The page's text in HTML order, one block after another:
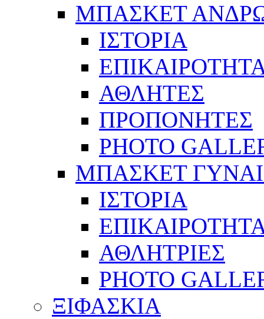
ΜΠΑΣΚΕΤ
ΙΣΤΟΡΙΑ
ΑΘΛΗΤΕΣ
ΠΡΟΠΟΝΗΤΕΣ
PHOTO
ΜΠΑΣΚΕΤ
ΙΣΤΟΡΙΑ
ΑΘΛΗΤΡΙΕΣ
PHOTO
ΞΙΦΑΣΚΙΑ